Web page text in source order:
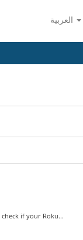
check if your Roku...